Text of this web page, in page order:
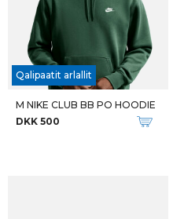
Qalipaatit arlallit
M NIKE CLUB BB PO HOODIE
DKK 500